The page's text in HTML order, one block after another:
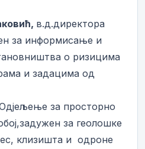
в.д.директора
за информисање и
о ризицима
и задацима од
за просторно
за геолошке
клизишта и одроне